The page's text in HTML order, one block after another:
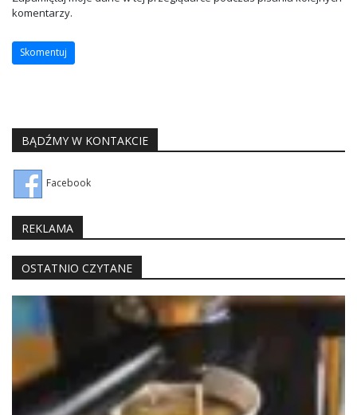
komentarzy.
BĄDŹMY W KONTAKCIE
Facebook
REKLAMA
OSTATNIO CZYTANE